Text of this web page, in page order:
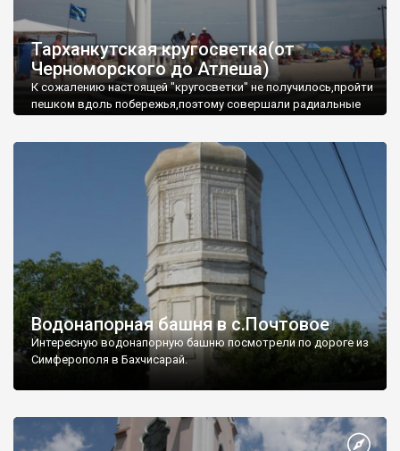
Тарханкутская кругосветка(от
Черноморского до Атлеша)
К сожалению настоящей "кругосветки" не получилось,пройти
пешком вдоль побережья,поэтому совершали радиальные
Водонапорная башня в с.Почтовое
Интересную водонапорную башню посмотрели по дороге из
Симферополя в Бахчисарай.